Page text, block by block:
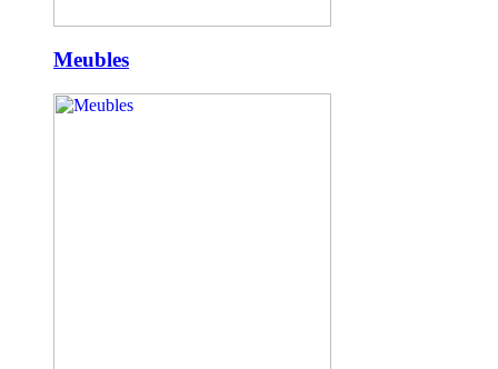
Meubles